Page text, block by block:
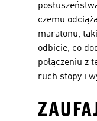
czemu
maratonu,
odbicie, co
połączeniu z
ruch stopy i